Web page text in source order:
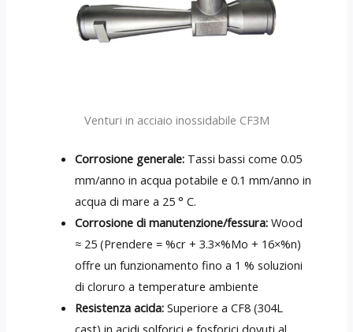
Venturi in acciaio inossidabile CF3M
Corrosione generale: Tassi bassi come 0.05
mm/anno in acqua potabile e 0.1 mm/anno in
acqua di mare a 25 ° C.
Corrosione di manutenzione/fessura: Wood
≈ 25 (Prendere = %cr + 3.3×%Mo + 16×%n)
offre un funzionamento fino a 1 % soluzioni
di cloruro a temperature ambiente
Resistenza acida: Superiore a CF8 (304L
cast) in acidi solforici e fosforici dovuti al